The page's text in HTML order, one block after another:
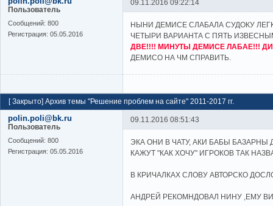
Пользователь
Cообщений: 800
Регистрация: 05.05.2016
09.11.2016 09:22:14
НЫНИ ДЕМИСЕ СЛАБАЛА СУДОКУ
ЧЕТЫРИ ВАРИАНТА С ПЯТЬ
ДВЕ!!!! МИНУТЫ ДЕМИСЕ ЛАБАЕ!!!
ДЕМИСО НА ЧМ СПРАВИТЬ.
[Закрыто] Архив темы "Решение проблем на сайте" 2011-2017 гг.
polin.poli@bk.ru
Пользователь
Cообщений: 800
Регистрация: 05.05.2016
09.11.2016 08:51:43
ЭКА ОНИ В ЧАТУ, АКИ БАБЫ БАЗАРНЫ
КАЖУТ "КАК ХОЧУ" ИГРОКОВ ТАК
В КРИЧАЛКАХ СЛОВУ АВТОРСКО
АНДРЕЙ РЕКОМНДОВАЛ НИНУ ,ЕМУ